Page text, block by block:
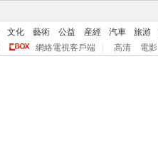
文化 藝術 公益 産經 汽車 旅游
網絡電視客戶端 高清 電影